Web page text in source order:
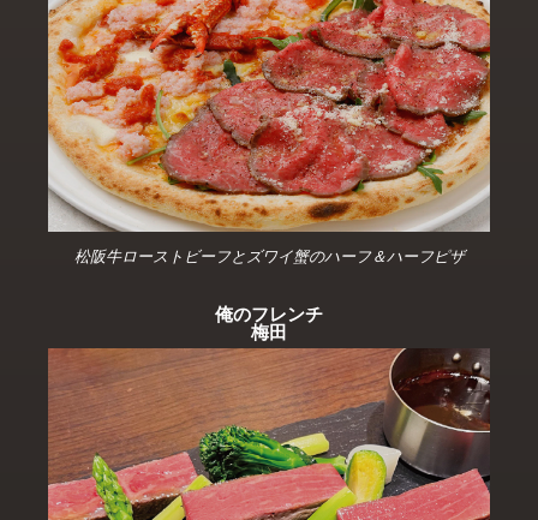
松阪牛ローストビーフとズワイ蟹のハーフ＆ハーフピザ
俺のフレンチ
梅田